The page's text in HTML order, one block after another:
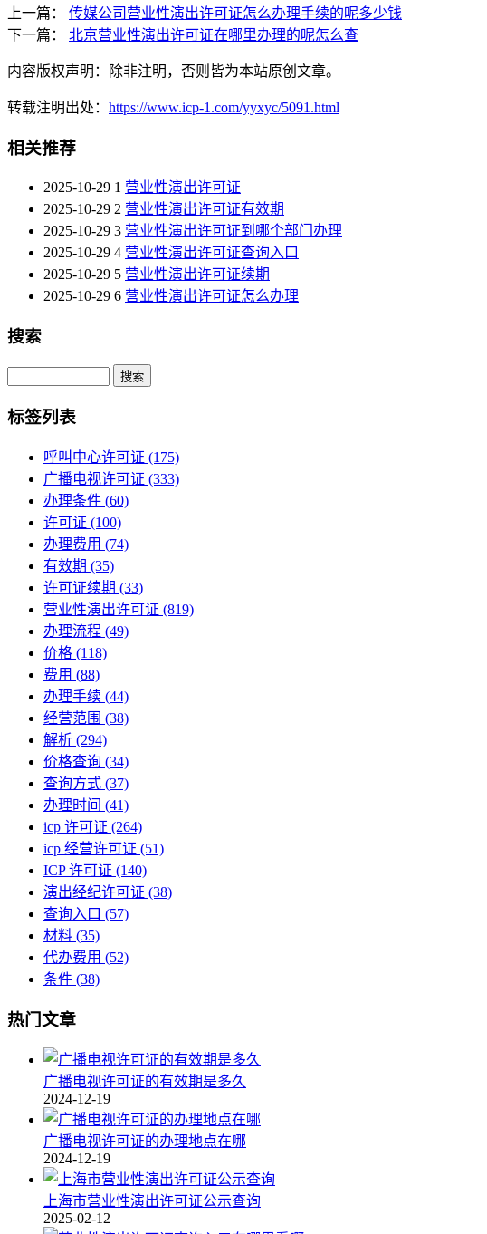
上一篇：
传媒公司营业性演出许可证怎么办理手续的呢多少钱
下一篇：
北京营业性演出许可证在哪里办理的呢怎么查
内容版权声明：除非注明，否则皆为本站原创文章。
转载注明出处： https://www.icp-1.com/yyxyc/5091.html
相关推荐
2025-10-29 1 营业性演出许可证
2025-10-29 2 营业性演出许可证有效期
2025-10-29 3 营业性演出许可证到哪个部门办理
2025-10-29 4 营业性演出许可证查询入口
2025-10-29 5 营业性演出许可证续期
2025-10-29 6 营业性演出许可证怎么办理
搜索
Search
标签列表
呼叫中心许可证 (175)
广播电视许可证 (333)
办理条件 (60)
许可证 (100)
办理费用 (74)
有效期 (35)
许可证续期 (33)
营业性演出许可证 (819)
办理流程 (49)
价格 (118)
费用 (88)
办理手续 (44)
经营范围 (38)
解析 (294)
价格查询 (34)
查询方式 (37)
办理时间 (41)
icp 许可证 (264)
icp 经营许可证 (51)
ICP 许可证 (140)
演出经纪许可证 (38)
查询入口 (57)
材料 (35)
代办费用 (52)
条件 (38)
热门文章
广播电视许可证的有效期是多久
2024-12-19
广播电视许可证的办理地点在哪
2024-12-19
上海市营业性演出许可证公示查询
2025-02-12